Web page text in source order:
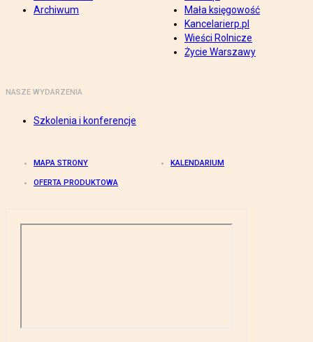
Archiwum
Mała księgowość
Kancelarierp.pl
Wieści Rolnicze
Życie Warszawy
NASZE WYDARZENIA
Szkolenia i konferencje
MAPA STRONY KALENDARIUM
OFERTA PRODUKTOWA